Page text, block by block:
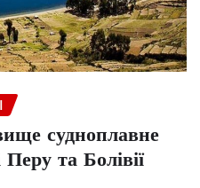
судноплавне
та Болівії